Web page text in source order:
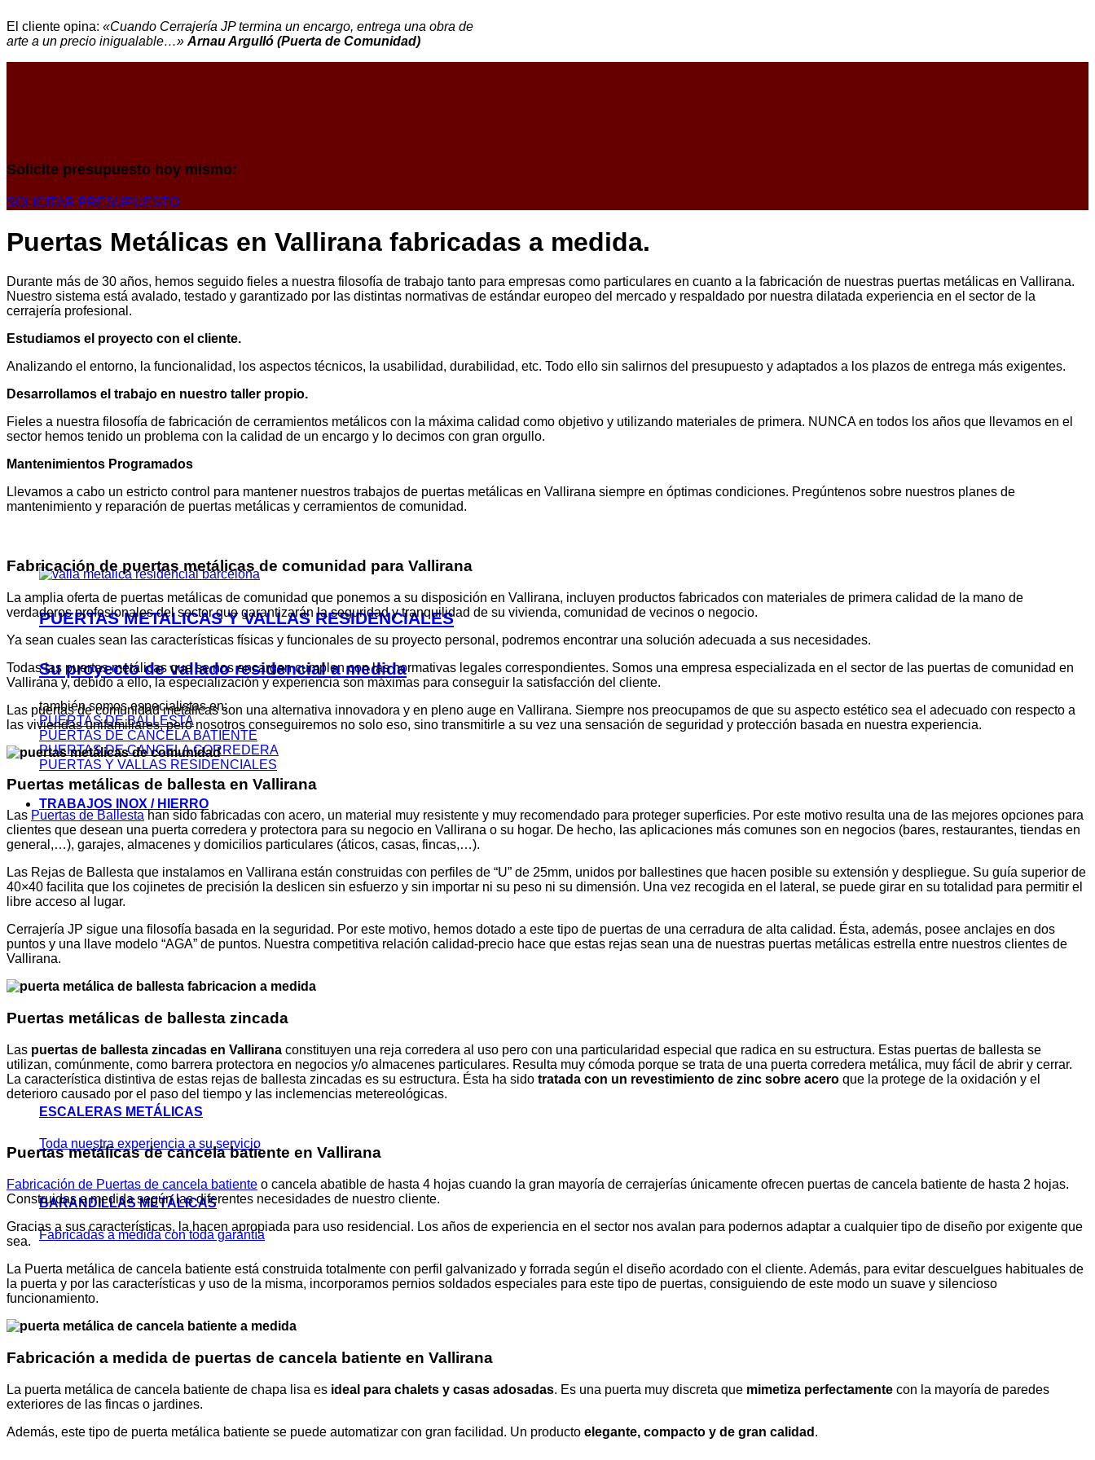
PUERTAS METALICAS Y VALLAS RESIDENCIALES
Su proyecto de vallado residencial a medida
también somos especialistas en:
PUERTAS DE BALLESTA
PUERTAS DE CANCELA BATIENTE
PUERTAS DE CANCELA CORREDERA
PUERTAS Y VALLAS RESIDENCIALES
TRABAJOS INOX / HIERRO
ESCALERAS METÁLICAS
Toda nuestra experiencia a su servicio
BARANDILLAS METÁLICAS
Fabricadas a medida con toda garantía
El cliente opina: «Cuando Cerrajería JP termina un encargo, entrega una obra de
arte a un precio inigualable…» Arnau Argulló (Puerta de Comunidad)
Solicite presupuesto hoy mismo:
SOLICITAR PRESUPUESTO
Puertas Metálicas en Vallirana fabricadas a medida.
Durante más de 30 años, hemos seguido fieles a nuestra filosofía de trabajo tanto para empresas como particulares en cuanto a la fabricación de nuestras puertas metálicas en Vallirana.
Nuestro sistema está avalado, testado y garantizado por las distintas normativas de estándar europeo del mercado y respaldado por nuestra dilatada experiencia en el sector de la
cerrajería profesional.
Estudiamos el proyecto con el cliente.
Analizando el entorno, la funcionalidad, los aspectos técnicos, la usabilidad, durabilidad, etc. Todo ello sin salirnos del presupuesto y adaptados a los plazos de entrega más exigentes.
Desarrollamos el trabajo en nuestro taller propio.
Fieles a nuestra filosofía de fabricación de cerramientos metálicos con la máxima calidad como objetivo y utilizando materiales de primera. NUNCA en todos los años que llevamos en el
sector hemos tenido un problema con la calidad de un encargo y lo decimos con gran orgullo.
Mantenimientos Programados
Llevamos a cabo un estricto control para mantener nuestros trabajos de puertas metálicas en Vallirana siempre en óptimas condiciones. Pregúntenos sobre nuestros planes de
mantenimiento y reparación de puertas metálicas y cerramientos de comunidad.
Fabricación de puertas metálicas de comunidad para Vallirana
La amplia oferta de puertas metálicas de comunidad que ponemos a su disposición en Vallirana, incluyen productos fabricados con materiales de primera calidad de la mano de
verdaderos profesionales del sector que garantizarán la seguridad y tranquilidad de su vivienda, comunidad de vecinos o negocio.
Ya sean cuales sean las características físicas y funcionales de su proyecto personal, podremos encontrar una solución adecuada a sus necesidades.
Todas las puertas metálicas que se nos encargan cumplen con las normativas legales correspondientes. Somos una empresa especializada en el sector de las puertas de comunidad en
Vallirana y, debido a ello, la especialización y experiencia son máximas para conseguir la satisfacción del cliente.
Las puertas de comunidad metálicas son una alternativa innovadora y en pleno auge en Vallirana. Siempre nos preocupamos de que su aspecto estético sea el adecuado con respecto a
las viviendas unifamiliares, pero nosotros conseguiremos no solo eso, sino transmitirle a su vez una sensación de seguridad y protección basada en nuestra experiencia.
Puertas metálicas de ballesta en Vallirana
Las Puertas de Ballesta han sido fabricadas con acero, un material muy resistente y muy recomendado para proteger superficies. Por este motivo resulta una de las mejores opciones para
clientes que desean una puerta corredera y protectora para su negocio en Vallirana o su hogar. De hecho, las aplicaciones más comunes son en negocios (bares, restaurantes, tiendas en
general,…), garajes, almacenes y domicilios particulares (áticos, casas, fincas,…).
Las Rejas de Ballesta que instalamos en Vallirana están construidas con perfiles de “U” de 25mm, unidos por ballestines que hacen posible su extensión y despliegue. Su guía superior de
40×40 facilita que los cojinetes de precisión la deslicen sin esfuerzo y sin importar ni su peso ni su dimensión. Una vez recogida en el lateral, se puede girar en su totalidad para permitir el
libre acceso al lugar.
Cerrajería JP sigue una filosofía basada en la seguridad. Por este motivo, hemos dotado a este tipo de puertas de una cerradura de alta calidad. Ésta, además, posee anclajes en dos
puntos y una llave modelo “AGA” de puntos. Nuestra competitiva relación calidad-precio hace que estas rejas sean una de nuestras puertas metálicas estrella entre nuestros clientes de
Vallirana.
Puertas metálicas de ballesta zincada
Las puertas de ballesta zincadas en Vallirana constituyen una reja corredera al uso pero con una particularidad especial que radica en su estructura. Estas puertas de ballesta se
utilizan, comúnmente, como barrera protectora en negocios y/o almacenes particulares. Resulta muy cómoda porque se trata de una puerta corredera metálica, muy fácil de abrir y cerrar.
La característica distintiva de estas rejas de ballesta zincadas es su estructura. Ésta ha sido tratada con un revestimiento de zinc sobre acero que la protege de la oxidación y el
deterioro causado por el paso del tiempo y las inclemencias metereológicas.
Puertas metálicas de cancela batiente en Vallirana
Fabricación de Puertas de cancela batiente o cancela abatible de hasta 4 hojas cuando la gran mayoría de cerrajerías únicamente ofrecen puertas de cancela batiente de hasta 2 hojas.
Construidas a medida según las diferentes necesidades de nuestro cliente.
Gracias a sus características, la hacen apropiada para uso residencial. Los años de experiencia en el sector nos avalan para podernos adaptar a cualquier tipo de diseño por exigente que
sea.
La Puerta metálica de cancela batiente está construida totalmente con perfil galvanizado y forrada según el diseño acordado con el cliente. Además, para evitar descuelgues habituales de
la puerta y por las características y uso de la misma, incorporamos pernios soldados especiales para este tipo de puertas, consiguiendo de este modo un suave y silencioso
funcionamiento.
Fabricación a medida de puertas de cancela batiente en Vallirana
La puerta metálica de cancela batiente de chapa lisa es ideal para chalets y casas adosadas. Es una puerta muy discreta que mimetiza perfectamente con la mayoría de paredes
exteriores de las fincas o jardines.
Además, este tipo de puerta metálica batiente se puede automatizar con gran facilidad. Un producto elegante, compacto y de gran calidad .